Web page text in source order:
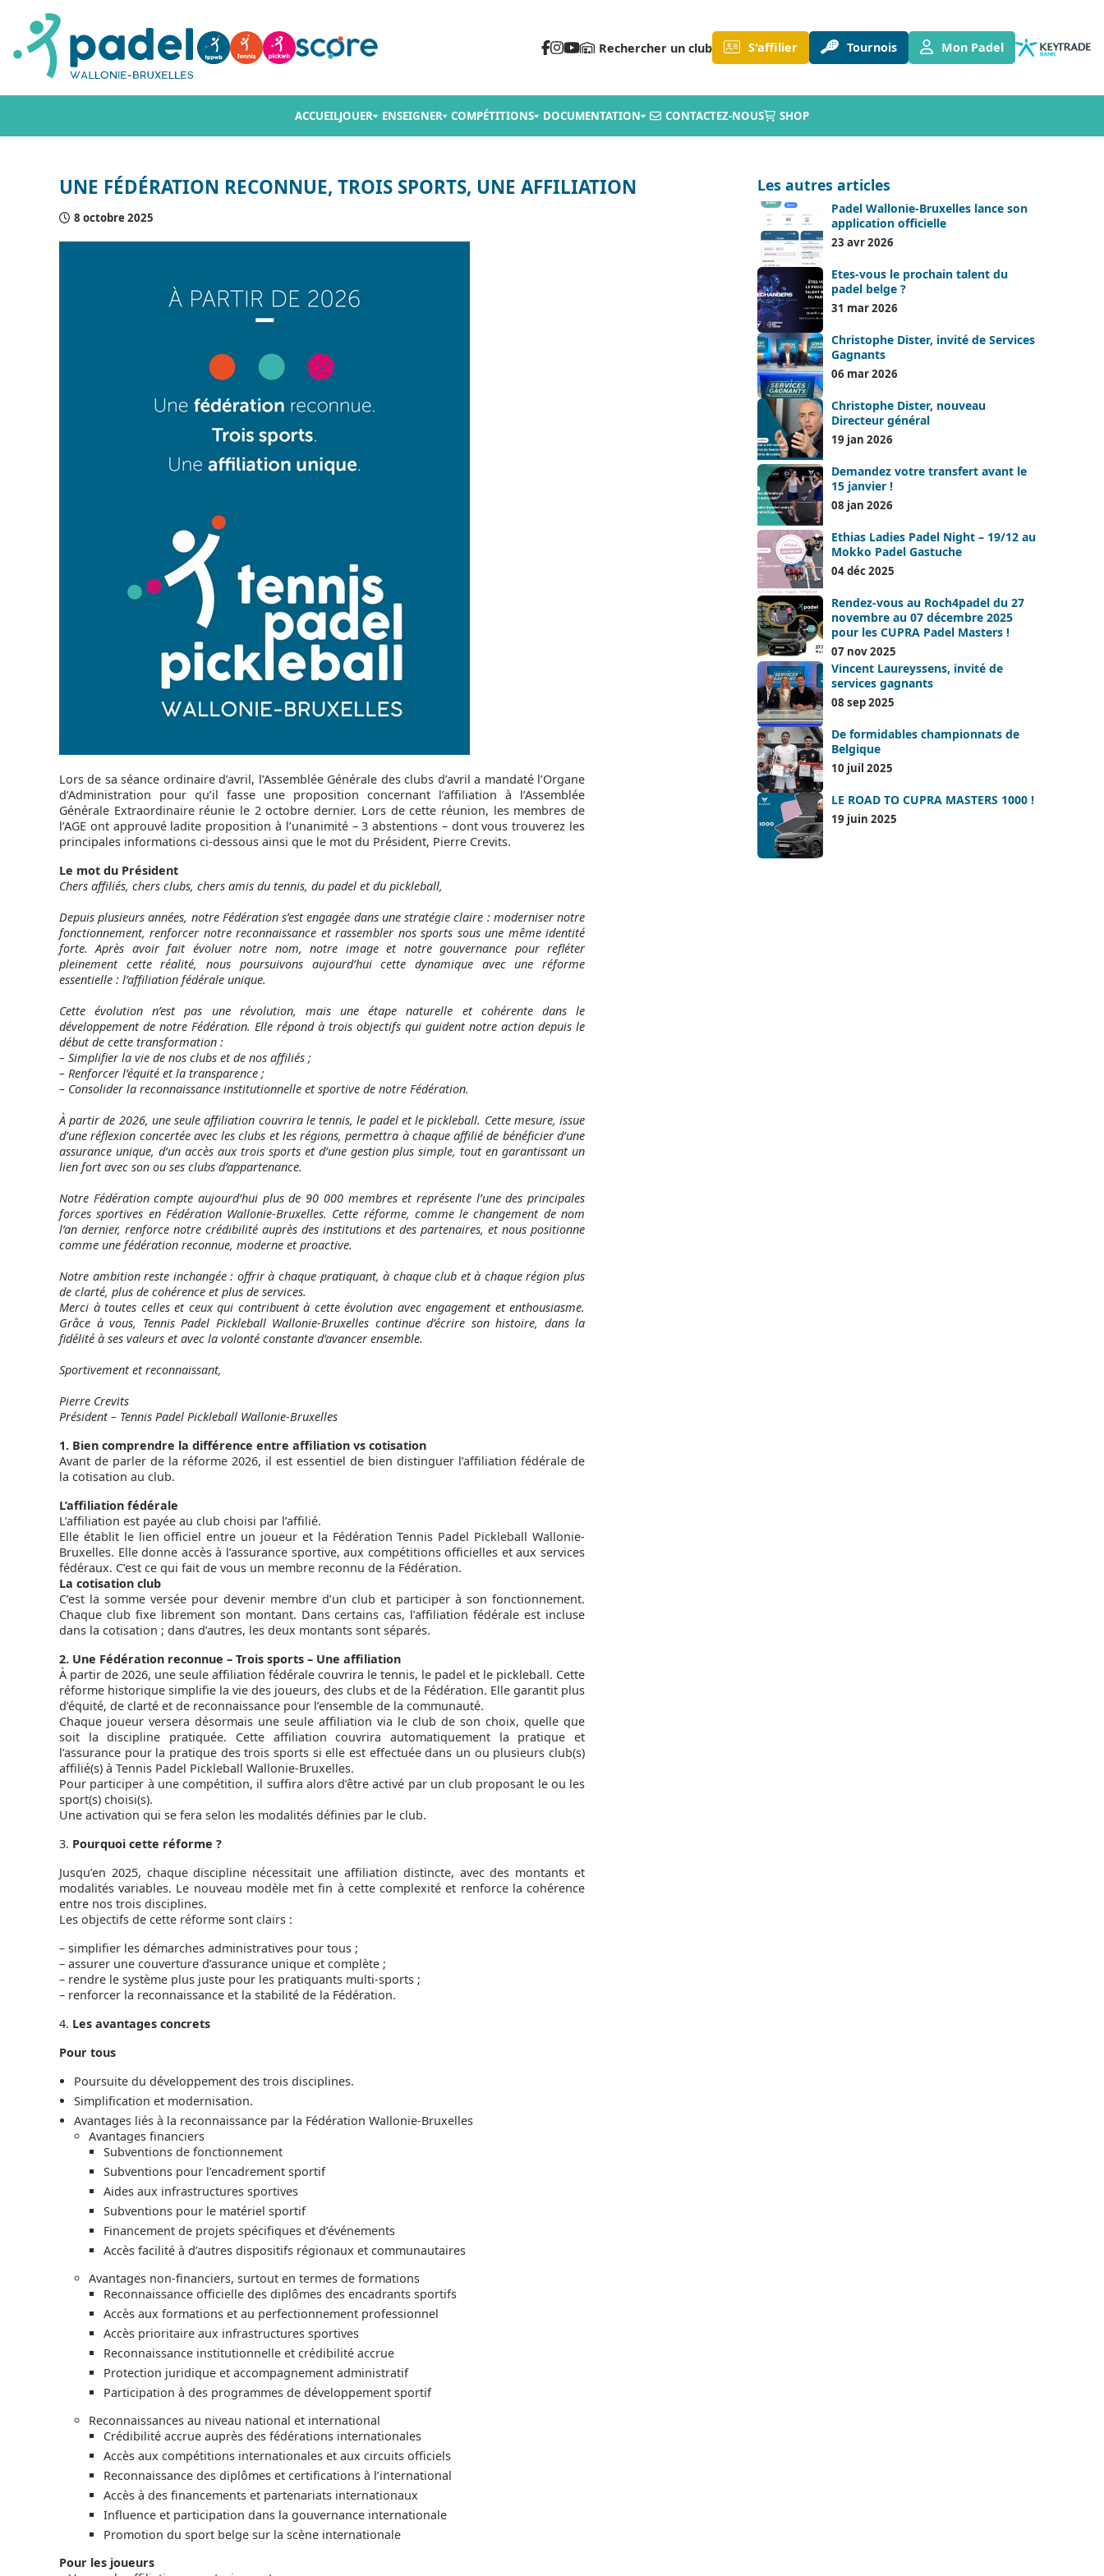
Rechercher un club S'affilier Tournois Mon Padel
ACCUEILJOUER ENSEIGNER COMPÉTITIONS DOCUMENTATION CONTACTEZ-NOUS SHOP
UNE FÉDÉRATION RECONNUE, TROIS SPORTS, UNE AFFILIATION
8 octobre 2025
Lors de sa séance ordinaire d’avril, l’Assemblée Générale des clubs d’avril a mandaté l’Organe
d’Administration pour qu’il fasse une proposition concernant l’affiliation à l’Assemblée
Générale Extraordinaire réunie le 2 octobre dernier. Lors de cette réunion, les membres de
l’AGE ont approuvé ladite proposition à l’unanimité – 3 abstentions – dont vous trouverez les
principales informations ci-dessous ainsi que le mot du Président, Pierre Crevits.
Le mot du Président
Chers affiliés, chers clubs, chers amis du tennis, du padel et du pickleball,
Depuis plusieurs années, notre Fédération s’est engagée dans une stratégie claire : moderniser notre
fonctionnement, renforcer notre reconnaissance et rassembler nos sports sous une même identité
forte. Après avoir fait évoluer notre nom, notre image et notre gouvernance pour refléter
pleinement cette réalité, nous poursuivons aujourd’hui cette dynamique avec une réforme
essentielle : l’affiliation fédérale unique.
Cette évolution n’est pas une révolution, mais une étape naturelle et cohérente dans le
développement de notre Fédération. Elle répond à trois objectifs qui guident notre action depuis le
début de cette transformation :
– Simplifier la vie de nos clubs et de nos affiliés ;
– Renforcer l’équité et la transparence ;
– Consolider la reconnaissance institutionnelle et sportive de notre Fédération.
À partir de 2026, une seule affiliation couvrira le tennis, le padel et le pickleball. Cette mesure, issue
d’une réflexion concertée avec les clubs et les régions, permettra à chaque affilié de bénéficier d’une
assurance unique, d’un accès aux trois sports et d’une gestion plus simple, tout en garantissant un
lien fort avec son ou ses clubs d’appartenance.
Notre Fédération compte aujourd’hui plus de 90 000 membres et représente l’une des principales
forces sportives en Fédération Wallonie-Bruxelles. Cette réforme, comme le changement de nom
l’an dernier, renforce notre crédibilité auprès des institutions et des partenaires, et nous positionne
comme une fédération reconnue, moderne et proactive.
Notre ambition reste inchangée : offrir à chaque pratiquant, à chaque club et à chaque région plus
de clarté, plus de cohérence et plus de services.
Merci à toutes celles et ceux qui contribuent à cette évolution avec engagement et enthousiasme.
Grâce à vous, Tennis Padel Pickleball Wallonie-Bruxelles continue d’écrire son histoire, dans la
fidélité à ses valeurs et avec la volonté constante d’avancer ensemble.
Sportivement et reconnaissant,
Pierre Crevits
Président – Tennis Padel Pickleball Wallonie-Bruxelles
1. Bien comprendre la différence entre affiliation vs cotisation
Avant de parler de la réforme 2026, il est essentiel de bien distinguer l’affiliation fédérale de
la cotisation au club.
L’affiliation fédérale
L’affiliation est payée au club choisi par l’affilié.
Elle établit le lien officiel entre un joueur et la Fédération Tennis Padel Pickleball Wallonie-
Bruxelles. Elle donne accès à l’assurance sportive, aux compétitions officielles et aux services
fédéraux. C’est ce qui fait de vous un membre reconnu de la Fédération.
La cotisation club
C’est la somme versée pour devenir membre d’un club et participer à son fonctionnement.
Chaque club fixe librement son montant. Dans certains cas, l’affiliation fédérale est incluse
dans la cotisation ; dans d’autres, les deux montants sont séparés.
2. Une Fédération reconnue – Trois sports – Une affiliation
À partir de 2026, une seule affiliation fédérale couvrira le tennis, le padel et le pickleball. Cette
réforme historique simplifie la vie des joueurs, des clubs et de la Fédération. Elle garantit plus
d’équité, de clarté et de reconnaissance pour l’ensemble de la communauté.
Chaque joueur versera désormais une seule affiliation via le club de son choix, quelle que
soit la discipline pratiquée. Cette affiliation couvrira automatiquement la pratique et
l’assurance pour la pratique des trois sports si elle est effectuée dans un ou plusieurs club(s)
affilié(s) à Tennis Padel Pickleball Wallonie-Bruxelles.
Pour participer à une compétition, il suffira alors d’être activé par un club proposant le ou les
sport(s) choisi(s).
Une activation qui se fera selon les modalités définies par le club.
3. Pourquoi cette réforme ?
Jusqu’en 2025, chaque discipline nécessitait une affiliation distincte, avec des montants et
modalités variables. Le nouveau modèle met fin à cette complexité et renforce la cohérence
entre nos trois disciplines.
Les objectifs de cette réforme sont clairs :
– simplifier les démarches administratives pour tous ;
– assurer une couverture d’assurance unique et complète ;
– rendre le système plus juste pour les pratiquants multi-sports ;
– renforcer la reconnaissance et la stabilité de la Fédération.
4. Les avantages concrets
Pour tous
Poursuite du développement des trois disciplines.
Simplification et modernisation.
Avantages liés à la reconnaissance par la Fédération Wallonie-Bruxelles
Avantages financiers
Subventions de fonctionnement
Subventions pour l’encadrement sportif
Aides aux infrastructures sportives
Subventions pour le matériel sportif
Financement de projets spécifiques et d’événements
Accès facilité à d’autres dispositifs régionaux et communautaires
Avantages non-financiers, surtout en termes de formations
Reconnaissance officielle des diplômes des encadrants sportifs
Accès aux formations et au perfectionnement professionnel
Accès prioritaire aux infrastructures sportives
Reconnaissance institutionnelle et crédibilité accrue
Protection juridique et accompagnement administratif
Participation à des programmes de développement sportif
Reconnaissances au niveau national et international
Crédibilité accrue auprès des fédérations internationales
Accès aux compétitions internationales et aux circuits officiels
Reconnaissance des diplômes et certifications à l’international
Accès à des financements et partenariats internationaux
Influence et participation dans la gouvernance internationale
Promotion du sport belge sur la scène internationale
Pour les joueurs
Les autres articles
Padel Wallonie-Bruxelles lance son
application officielle
23 avr 2026
Etes-vous le prochain talent du
padel belge ?
31 mar 2026
Christophe Dister, invité de Services
Gagnants
06 mar 2026
Christophe Dister, nouveau
Directeur général
19 jan 2026
Demandez votre transfert avant le
15 janvier !
08 jan 2026
Ethias Ladies Padel Night – 19/12 au
Mokko Padel Gastuche
04 déc 2025
Rendez-vous au Roch4padel du 27
novembre au 07 décembre 2025
pour les CUPRA Padel Masters !
07 nov 2025
Vincent Laureyssens, invité de
services gagnants
08 sep 2025
De formidables championnats de
Belgique
10 juil 2025
LE ROAD TO CUPRA MASTERS 1000 !
19 juin 2025